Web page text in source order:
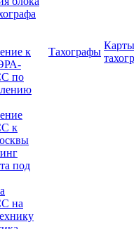
к
по
к
под
на
Тахографы
Карты